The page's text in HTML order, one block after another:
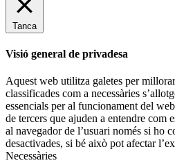
Tanca
Visió general de privadesa
Aquest web utilitza galetes per
classificades com a necessàries
essencials per al funcionament del
de tercers que ajuden a entendre com
al navegador de l’usuari només si ho
desactivades, si bé això pot afectar
Necessàries